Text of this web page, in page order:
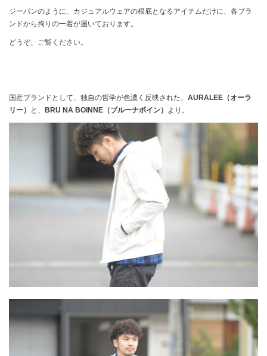
ジーパンのように、カジュアルウェアの根底となるアイテムだけに、各ブラ
ンドから拘りの一着が届いております。
どうぞ、ご覧ください。
国産ブランドとして、独自の哲学が色濃く反映された、 AURALEE（オーラ
リー）
と、 BRU NA BOINNE（ブルーナボイン） より。